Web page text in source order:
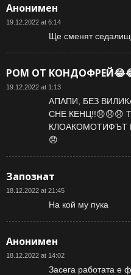
Анонимен
19.12.2022 at 6:14
Ще сменят
РОМ ОТ
19.12.2022 at 1:13
АПАПИ, БЕЗ
СНЕ КЕНЦ!!😞😞😞
КЛОАКОМОТИФЪТ
😞
Запознат
18.12.2022 at 21:45
На кой му пука
Анонимен
18.12.2022 at 14:02
Засега работата